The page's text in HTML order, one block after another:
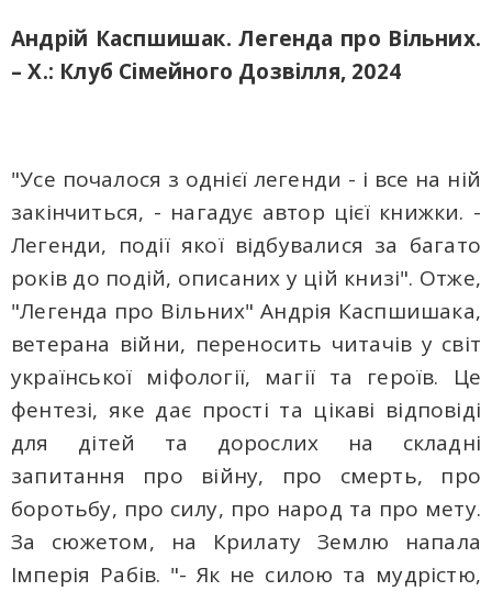
Андрій Каспшишак. Легенда про Вільних.
– Х.: Клуб Сімейного Дозвілля, 2024
"Усе почалося з однієї легенди - і все на ній
закінчиться, - нагадує автор цієї книжки. -
Легенди, події якої відбувалися за багато
років до подій, описаних у цій книзі". Отже,
"Легенда про Вільних" Андрія Каспшишака,
ветерана війни, переносить читачів у світ
української міфології, магії та героїв. Це
фентезі, яке дає прості та цікаві відповіді
для дітей та дорослих на складні
запитання про війну, про смерть, про
боротьбу, про силу, про народ та про мету.
За сюжетом, на Крилату Землю напала
Імперія Рабів. "- Як не силою та мудрістю,